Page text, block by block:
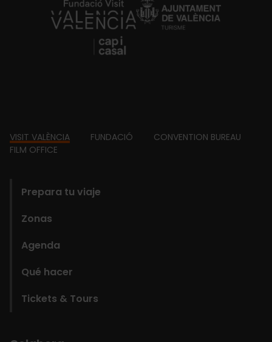
https://fundacion.visitvalencia.com/
Footer
VISIT VALÈNCIA FUNDACIÓ
CONVENTION BUREAU
FILM OFFICE
Prepara tu viaje
Zonas
Agenda
Qué hacer
Tickets & Tours